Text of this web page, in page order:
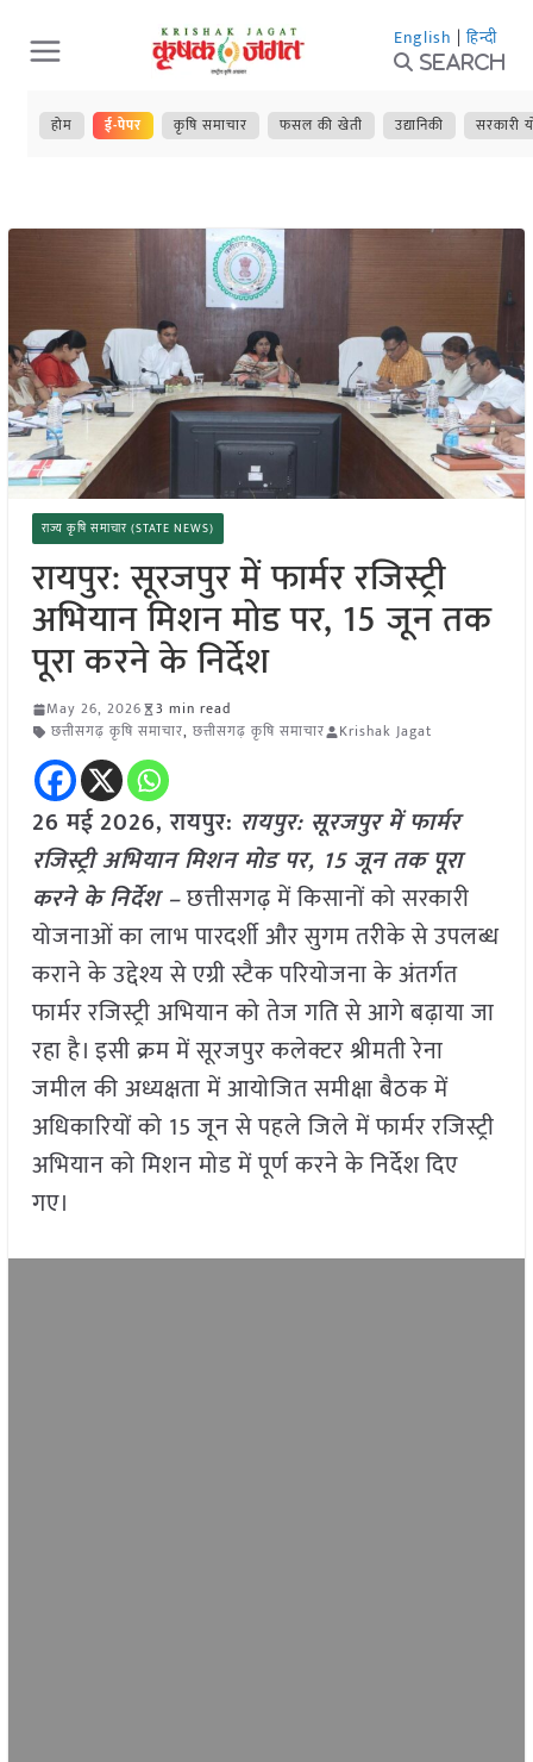
Skip
to
content
English | हिन्दी
Search
होम ई-पेपर कृषि समाचार फसल की खेती उद्यानिकी सरकारी
राज्य कृषि समाचार (STATE NEWS)
रायपुर: सूरजपुर में फार्मर रजिस्ट्री
अभियान मिशन मोड पर, 15 जून तक
पूरा करने के निर्देश
May 26, 2026
3 min read
छत्तीसगढ़ कृषि समाचार, छत्तीसगढ़ कृषि समाचार Krishak Jagat
26 मई2026, रायपुर: रायपुर: सूरजपुर में फार्मर
रजिस्ट्री अभियान मिशन मोड पर, 15 जून तक पूरा
करने के निर्देश –छत्तीसगढ़ में किसानों को सरकारी
योजनाओं का लाभ पारदर्शी और सुगम तरीके से उपलब्ध
कराने के उद्देश्य से एग्री स्टैक परियोजना के अंतर्गत
फार्मर रजिस्ट्री अभियान को तेज गति से आगे बढ़ाया जा
रहा है। इसी क्रम में सूरजपुर कलेक्टर श्रीमती रेना
जमील की अध्यक्षता में आयोजित समीक्षा बैठक में
अधिकारियों को 15 जून से पहले जिले में फार्मर रजिस्ट्री
अभियान को मिशन मोड में पूर्ण करने के निर्देश दिए
गए।